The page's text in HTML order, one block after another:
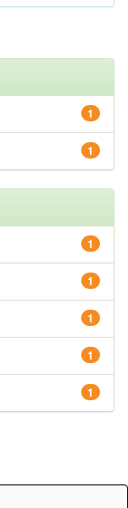
1
1
1
1
1
1
1